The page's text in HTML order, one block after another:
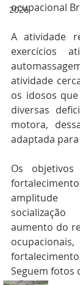
2026
ocupacional
A atividade
exercícios
atividade
os idosos
diversas
motora,
adaptada
Os
aumento do
Seguem fotos